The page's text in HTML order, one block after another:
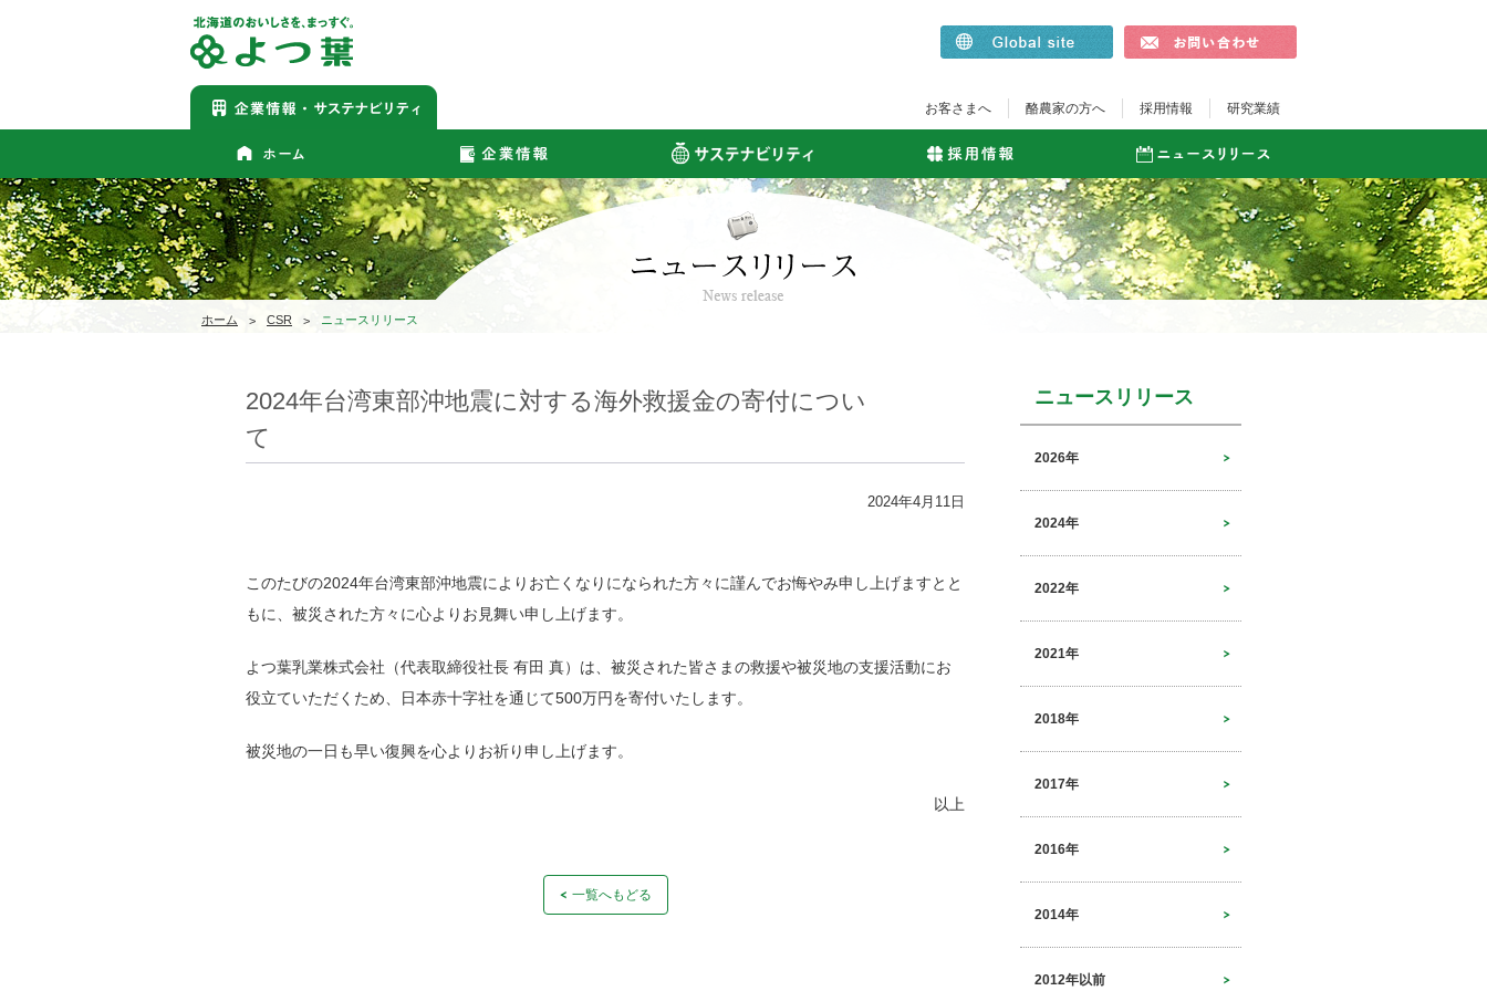
お客さまへ 酪農家の方へ 採用情報 研究業績
ホーム CSR ニュースリリース
2024年台湾東部沖地震に対する海外救援金の寄付につい
て
2024年4月11日
このたびの2024年台湾東部沖地震によりお亡くなりになられた方々に謹んでお悔やみ申し上げますとと
もに、被災された方々に心よりお見舞い申し上げます。
よつ葉乳業株式会社（代表取締役社長 有田 真）は、被災された皆さまの救援や被災地の支援活動にお
役立ていただくため、日本赤十字社を通じて500万円を寄付いたします。
被災地の一日も早い復興を心よりお祈り申し上げます。
以上
一覧へもどる
ニュースリリース
2026年
2024年
2022年
2021年
2018年
2017年
2016年
2014年
2012年以前